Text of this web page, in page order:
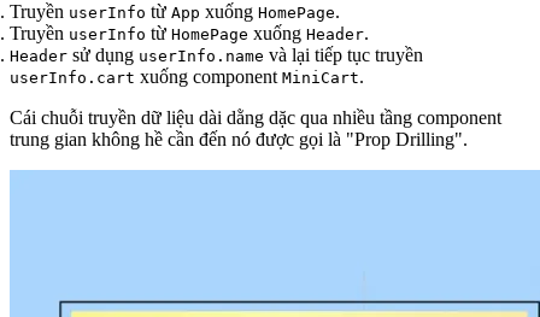
Truyền userInfo từ App xuống HomePage.
Truyền userInfo từ HomePage xuống Header.
Header sử dụng userInfo.name và lại tiếp tục truyền
userInfo.cart xuống component MiniCart.
Cái chuỗi truyền dữ liệu dài dằng dặc qua nhiều tầng component
trung gian không hề cần đến nó được gọi là "Prop Drilling".